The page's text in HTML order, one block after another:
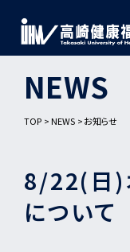
NEWS
TOP NEWS お知らせ
8/22(日)
について